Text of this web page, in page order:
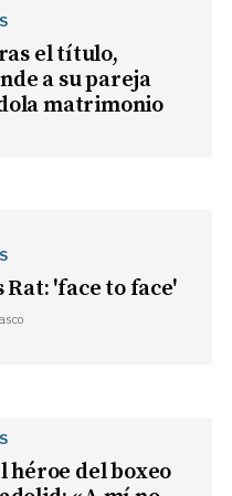
el título,
a su pareja
matrimonio
Rat: 'face to face'
héroe del boxeo